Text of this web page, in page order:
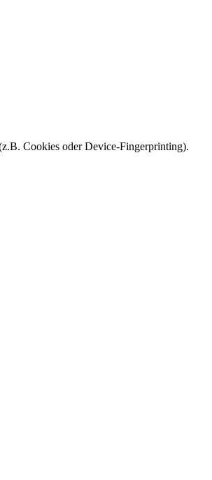
Cookies oder Device-Fingerprinting).